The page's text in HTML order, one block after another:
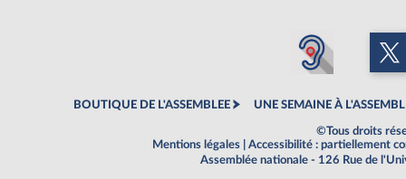
BOUTIQUE DE L'ASSEMBLEE UNE SEMAINE À
©Tous droits
Mentions légales
Accessibilité : partiellement
Assemblée nationale - 126 Rue de